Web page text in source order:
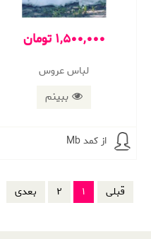
1,500,000 تومان
لباس عروس
ببینم
از کمد Mb
قبلی 1
2 بعدی